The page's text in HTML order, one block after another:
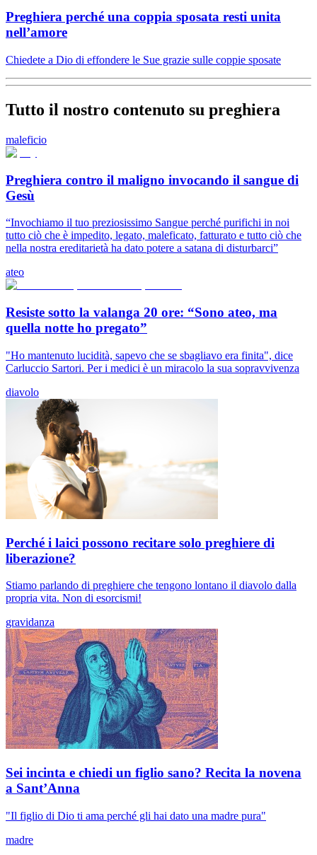
Preghiera perché una coppia sposata resti unita
nell’amore
Chiedete a Dio di effondere le Sue grazie sulle coppie sposate
Tutto il nostro contenuto su preghiera
maleficio
Preghiera contro il maligno invocando il sangue di
Gesù
“Invochiamo il tuo preziosissimo Sangue perché purifichi in noi
tutto ciò che è impedito, legato, maleficato, fatturato e tutto ciò che
nella nostra ereditarietà ha dato potere a satana di disturbarci”
ateo
Resiste sotto la valanga 20 ore: “Sono ateo, ma
quella notte ho pregato”
"Ho mantenuto lucidità, sapevo che se sbagliavo era finita", dice
Carluccio Sartori. Per i medici è un miracolo la sua sopravvivenza
diavolo
Perché i laici possono recitare solo preghiere di
liberazione?
Stiamo parlando di preghiere che tengono lontano il diavolo dalla
propria vita. Non di esorcismi!
gravidanza
Sei incinta e chiedi un figlio sano? Recita la novena
a Sant’Anna
"Il figlio di Dio ti ama perché gli hai dato una madre pura"
madre